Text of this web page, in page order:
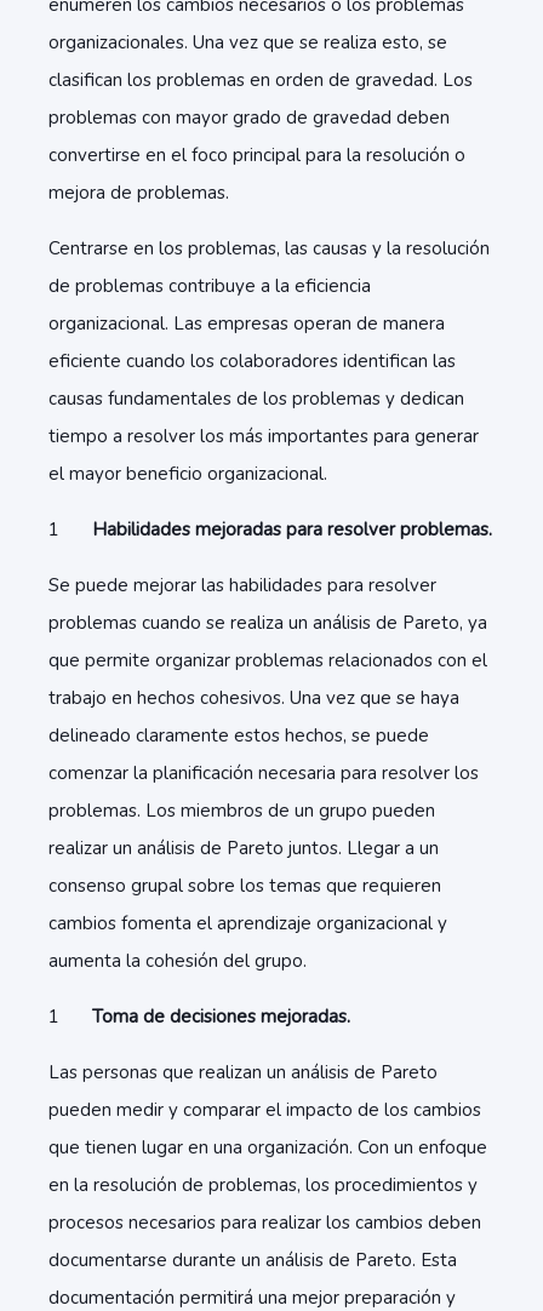
enumeren los cambios necesarios o los problemas
organizacionales. Una vez que se realiza esto, se
clasifican los problemas en orden de gravedad. Los
problemas con mayor grado de gravedad deben
convertirse en el foco principal para la resolución o
mejora de problemas.
Centrarse en los problemas, las causas y la resolución
de problemas contribuye a la eficiencia
organizacional. Las empresas operan de manera
eficiente cuando los colaboradores identifican las
causas fundamentales de los problemas y dedican
tiempo a resolver los más importantes para generar
el mayor beneficio organizacional.
Habilidades mejoradas para resolver problemas.
Se puede mejorar las habilidades para resolver
problemas cuando se realiza un análisis de Pareto, ya
que permite organizar problemas relacionados con el
trabajo en hechos cohesivos. Una vez que se haya
delineado claramente estos hechos, se puede
comenzar la planificación necesaria para resolver los
problemas. Los miembros de un grupo pueden
realizar un análisis de Pareto juntos. Llegar a un
consenso grupal sobre los temas que requieren
cambios fomenta el aprendizaje organizacional y
aumenta la cohesión del grupo.
Toma de decisiones mejoradas.
Las personas que realizan un análisis de Pareto
pueden medir y comparar el impacto de los cambios
que tienen lugar en una organización. Con un enfoque
en la resolución de problemas, los procedimientos y
procesos necesarios para realizar los cambios deben
documentarse durante un análisis de Pareto. Esta
documentación permitirá una mejor preparación y